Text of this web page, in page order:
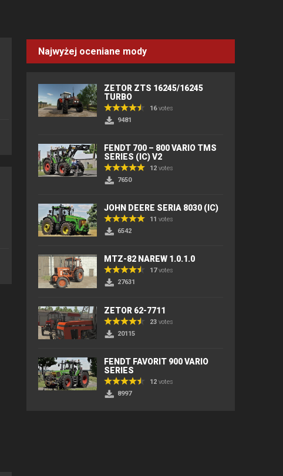
Najwyżej oceniane mody
ZETOR ZTS 16245/16245
TURBO
16votes
9481
FENDT 700 – 800 VARIO TMS
SERIES (IC) V2
12 votes
7650
JOHN DEERE SERIA 8030 (IC)
11 votes
6542
MTZ-82 NAREW 1.0.1.0
17votes
27631
ZETOR 62-7711
23 votes
20115
FENDT FAVORIT 900 VARIO
SERIES
12 votes
8997